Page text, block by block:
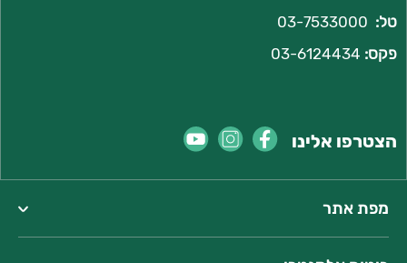
טל: 03-7533000
פקס:
הצטרפו אלינו
מפת אתר